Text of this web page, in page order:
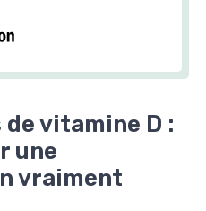
vitamine D :
une
vraiment